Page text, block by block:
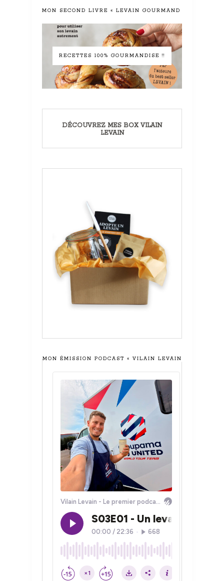
MON SECOND LIVRE « LEVAIN GOURMAND »
RECETTES 100% GOURMANDISE !!
DÉCOUVREZ MES BOX VILAIN
LEVAIN
MON ÉMISSION PODCAST « VILAIN LEVAIN »